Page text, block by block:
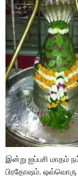
இன்று ஐப்பசி மாதம்
பிரதோஷம். ஒவ்வொரு